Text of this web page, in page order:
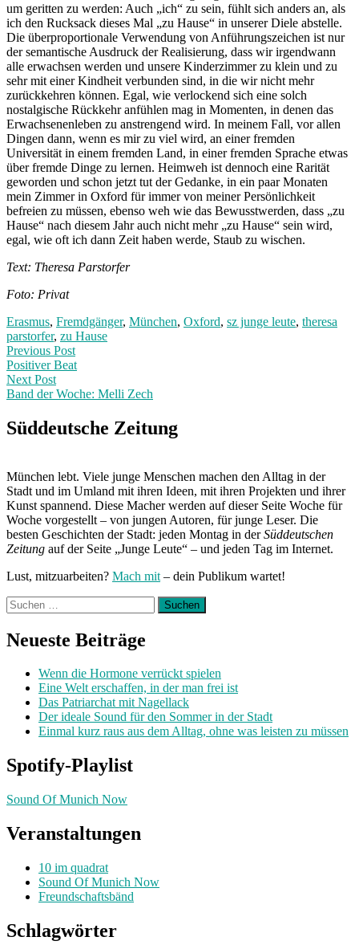
um geritten zu werden: Auch „ich“ zu sein, fühlt sich anders an, als
ich den Rucksack dieses Mal „zu Hause“ in unserer Diele abstelle.
Die überproportionale Verwendung von Anführungszeichen ist nur
der semantische Ausdruck der Realisierung, dass wir irgendwann
alle erwachsen werden und unsere Kinderzimmer zu klein und zu
sehr mit einer Kindheit verbunden sind, in die wir nicht mehr
zurückkehren können. Egal, wie verlockend sich eine solch
nostalgische Rückkehr anfühlen mag in Momenten, in denen das
Erwachsenenleben zu anstrengend wird. In meinem Fall, vor allen
Dingen dann, wenn es mir zu viel wird, an einer fremden
Universität in einem fremden Land, in einer fremden Sprache etwas
über fremde Dinge zu lernen. Heimweh ist dennoch eine Rarität
geworden und schon jetzt tut der Gedanke, in ein paar Monaten
mein Zimmer in Oxford für immer von meiner Persönlichkeit
befreien zu müssen, ebenso weh wie das Bewusstwerden, dass „zu
Hause“ nach diesem Jahr auch nicht mehr „zu Hause“ sein wird,
egal, wie oft ich dann Zeit haben werde, Staub zu wischen.
Text: Theresa Parstorfer
Foto: Privat
Erasmus, Fremdgänger, München, Oxford, sz junge leute, theresa
parstorfer, zu Hause
Post
navigation
Previous PostPrevious
post:
Positiver Beat
Next Post
Band der Woche: Melli Zech
Post:
Süddeutsche Zeitung
München lebt. Viele junge Menschen machen den Alltag in der
Stadt und im Umland mit ihren Ideen, mit ihren Projekten und ihrer
Kunst spannend. Diese Macher werden auf dieser Seite Woche für
Woche vorgestellt – von jungen Autoren, für junge Leser. Die
besten Geschichten der Stadt: jeden Montag in derSüddeutschen
Zeitung auf der Seite „Junge Leute“ – und jeden Tag im Internet.
Lust, mitzuarbeiten? Mach mit – dein Publikum wartet!
Suchen
nach:
Neueste Beiträge
Wenn die Hormone verrückt spielen
Eine Welt erschaffen, in der man frei ist
Das Patriarchat mit Nagellack
Der ideale Sound für den Sommer in der Stadt
Einmal kurz raus aus dem Alltag, ohne was leisten zu müssen
Spotify-Playlist
Sound Of Munich Now
Veranstaltungen
10 im quadrat
Sound Of Munich Now
Freundschaftsbänd
Schlagwörter